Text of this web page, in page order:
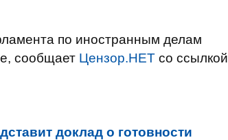
по иностранным делам
сообщает Цензор.НЕТ со ссылкой
доклад о готовности